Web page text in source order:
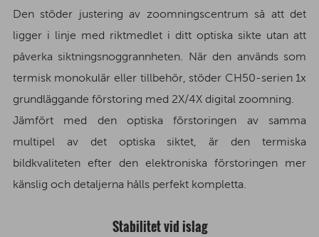
Den stöder justering av zoomningscentrum så att det
ligger i linje med riktmedlet i ditt optiska sikte utan att
påverka siktningsnoggrannheten. När den används som
termisk monokulär eller tillbehör, stöder CH50-serien 1x
grundläggande förstoring med 2X/4X digital zoomning.
Jämfört med den optiska förstoringen av samma
multipel av det optiska siktet, är den termiska
bildkvaliteten efter den elektroniska förstoringen mer
känslig och detaljerna hålls perfekt kompletta.
Stabilitet vid islag